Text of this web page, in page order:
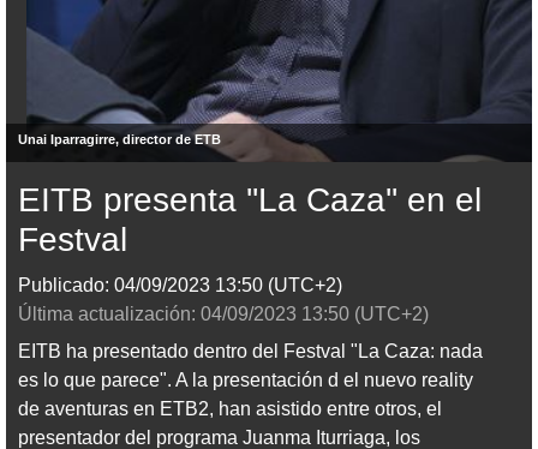
Unai Iparragirre, director de ETB
EITB presenta ''La Caza'' en el
Festval
Publicado: 04/09/2023 13:50 (UTC+2)
Última actualización: 04/09/2023 13:50 (UTC+2)
EITB ha presentado dentro del Festval "La Caza: nada
es lo que parece". A la presentación d el nuevo reality
de aventuras en ETB2, han asistido entre otros, el
presentador del programa Juanma Iturriaga, los